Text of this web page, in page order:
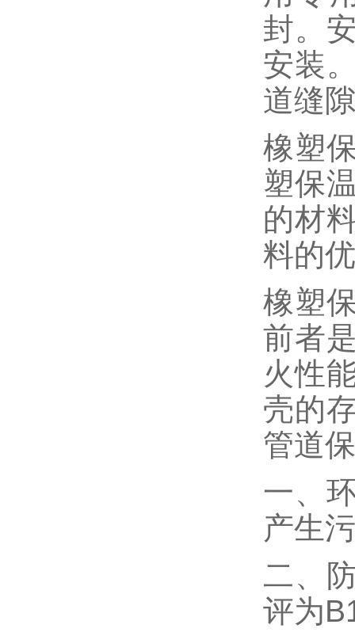
封。
安装
道缝
橡塑
塑保
的材
料的
橡塑
前者
火性
壳的
管道
一、
产生
二、
评为